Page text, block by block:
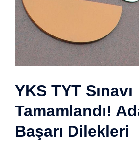
YKS TYT Sınavı
Tamamlandı!
Başarı Dilekleri